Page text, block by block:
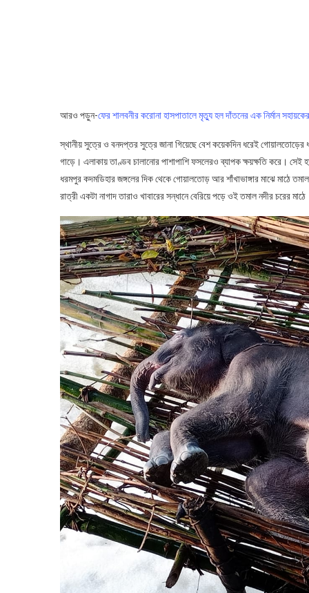
আরও পড়ুন-ফের শালবনীর করোনা হাসপাতালে মৃত্যু হল দাঁতনের এক নির্মান সহায়কের
স্থানীয় সুত্রে ও বনদপ্তর সুত্রে জানা গিয়েছে বেশ কয়েকদিন ধরেই
গাড়ে। এলাকায় তাণ্ডব চালানোর পাশাপাশি ফসলেরও ব্যাপক ক্ষয়ক্ষতি করে।
ধরমপুর কদমডিহার জঙ্গলের দিক থেকে গোয়ালতোড় আর শাঁখাভাঙ্গার মাঝে মাঠে
রাত্রী একটা নাগাদ তারাও খাবারের সন্ধানে বেরিয়ে পড়ে ওই তমাল নদীর চরের